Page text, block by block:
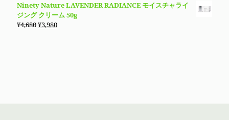
価
価
格
は
の
価
Ninety Nature LAVENDER RADIANCE モイスチャライ
ジング クリーム 50g
¥4,680元
¥3,980現